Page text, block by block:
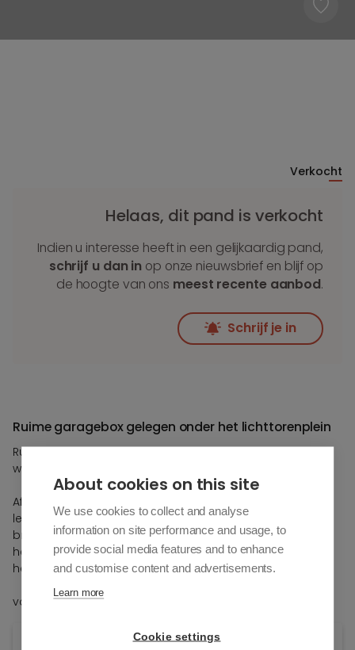
Verkocht
Helaas, dit pand is verkocht
Indien u interesse heeft in een gelijkaardig pand,
schrijf u dan in op onze nieuwsbrief en blijf op
de hoogte van ons meest recente aanbod.
Schrijf je in
Ruime garagebox gelegen onder het lichttorenplein
Ruime garagebox gelegen onder het lichttorenplein, op
wandelafstand van de zeedijk.
Afmetingen:
lengte= 5,96 m
breedte= 2,92 m
hoogte box= 2,70 m
hoogte poort= 2,29 m
voorzien van verlichtingen en stopcontact
About cookies on this site
We use cookies to collect and analyse
information on site performance and usage, to
provide social media features and to enhance
and customise content and advertisements.
Learn more
Cookie settings